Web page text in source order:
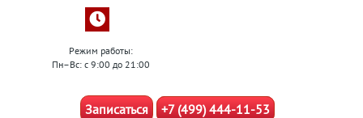
Режим работы:
Пн–Вс: с 9:00 до 21:00
Записаться +7 (499) 444-11-53